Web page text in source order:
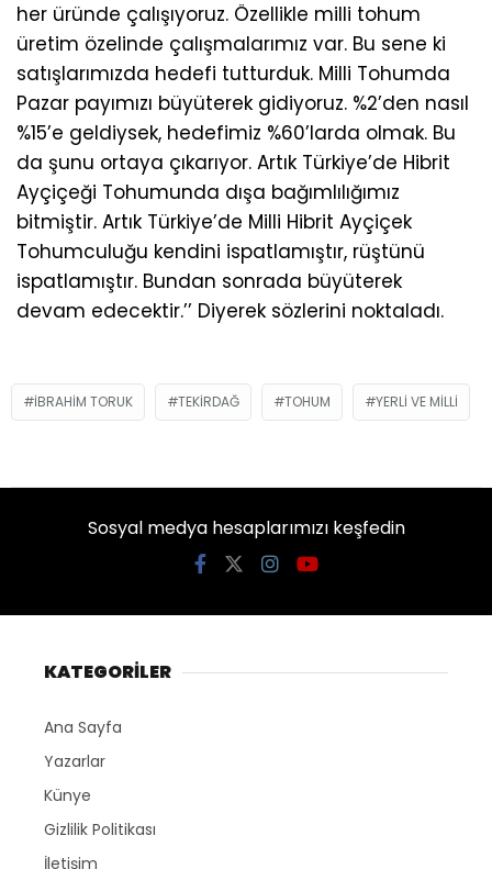
her üründe çalışıyoruz. Özellikle milli tohum
üretim özelinde çalışmalarımız var. Bu sene ki
satışlarımızda hedefi tutturduk. Milli Tohumda
Pazar payımızı büyüterek gidiyoruz. %2’den nasıl
%15’e geldiysek, hedefimiz %60’larda olmak. Bu
da şunu ortaya çıkarıyor. Artık Türkiye’de Hibrit
Ayçiçeği Tohumunda dışa bağımlılığımız
bitmiştir. Artık Türkiye’de Milli Hibrit Ayçiçek
Tohumculuğu kendini ispatlamıştır, rüştünü
ispatlamıştır. Bundan sonrada büyüterek
devam edecektir.’’ Diyerek sözlerini noktaladı.
IBRAHIM TORUK TEKIRDAĞ TOHUM YERLI VE MILLI
Sosyal medya hesaplarımızı keşfedin
KATEGORİLER
Ana Sayfa
Yazarlar
Künye
Gizlilik Politikası
İletişim